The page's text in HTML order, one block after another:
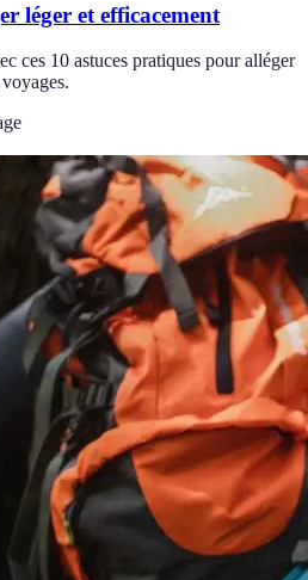
léger et efficacement
ces 10 astuces pratiques pour alléger